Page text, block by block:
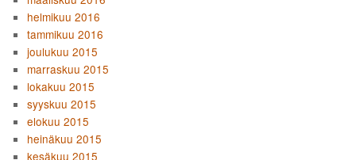
helmikuu 2016
tammikuu 2016
joulukuu 2015
marraskuu 2015
lokakuu 2015
syyskuu 2015
elokuu 2015
heinäkuu 2015
kesäkuu 2015